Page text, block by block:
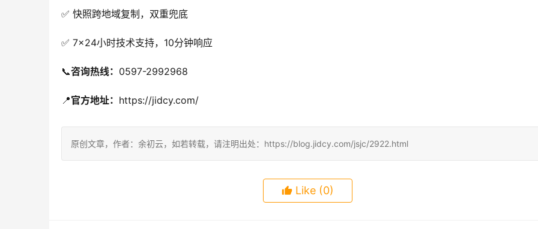
✅ 快照跨地域复制，双重兜底
✅ 7×24小时技术支持，10分钟响应
📞咨询热线： 0597-2992968
📍官方地址： https://jidcy.com/
原创文章，作者：余初云，如若转载，请注明出处：https://blog.jidcy.com/jsjc/2922.html
Like (0)